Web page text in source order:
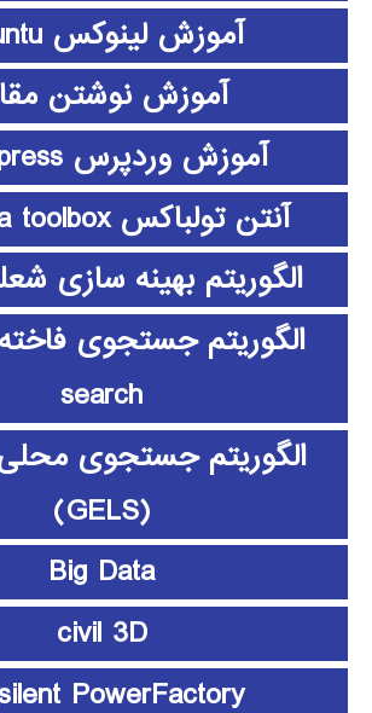
آموزش لینوکس ubuntu
آموزش نوشتن
آموزش وردپرس wordpress
آنتن تولباکس antenna toolbox
الگوریتم بهینه سازی
search
الگوریتم جستجوی
(GELS)
Big Data
civil 3D
PowerFactory